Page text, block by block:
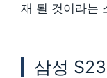
재 될 것이라는
삼성